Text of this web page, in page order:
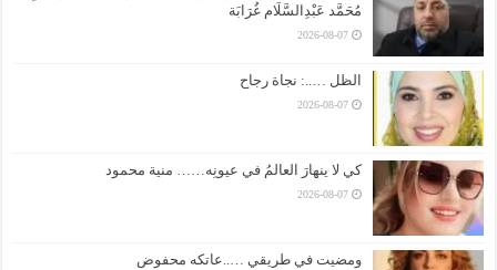
مُحَمَّد عَبْدِالسَّلَام غُرَابَة
2026-08-07
الظل …..: نجاة رجاح
2026-08-07
كي لا ينهارَ العالمُ في عيونِه…… منية محمود
2026-08-07
ومضيت في طريقي …..عاتكه محفوض